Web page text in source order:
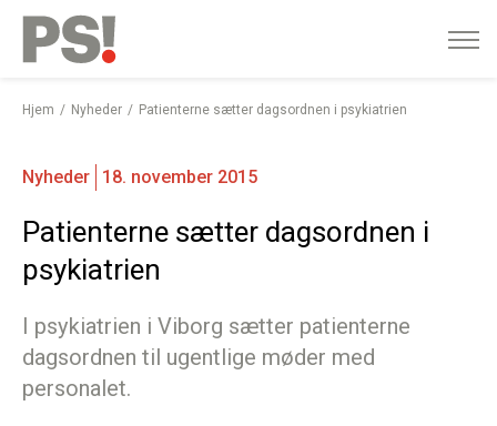
Gå
til
English
Hjem Nyheder Patienterne sætter dagsordnen i psykiatrien
Nyheder 18. november 2015
Patienterne sætter dagsordnen i
psykiatrien
I psykiatrien i Viborg sætter patienterne
dagsordnen til ugentlige møder med
personalet.